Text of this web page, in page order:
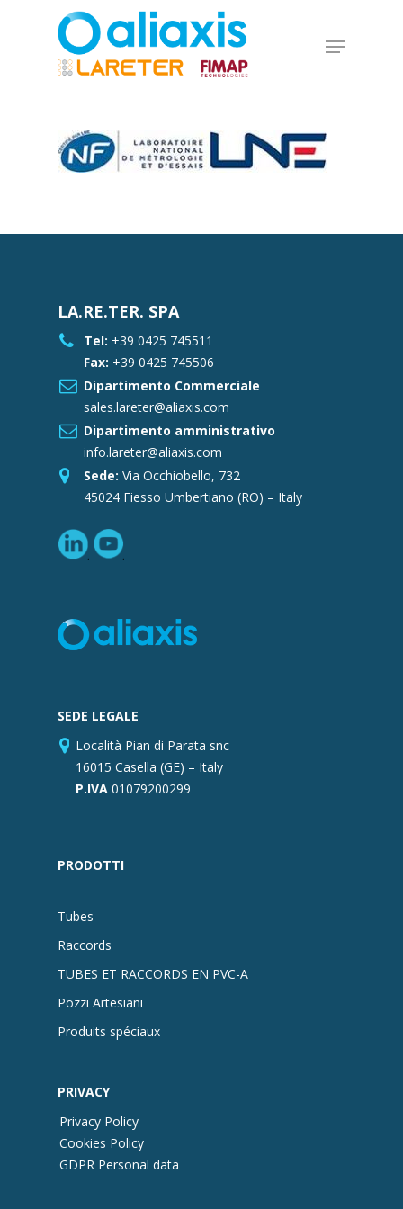
Menu
LA.RE.TER. SPA
Tel: +39 0425 745511
Fax: +39 0425 745506
Dipartimento Commerciale
sales.lareter@aliaxis.com
Dipartimento amministrativo
info.lareter@aliaxis.com
Sede: Via Occhiobello, 732
45024 Fiesso Umbertiano (RO) – Italy
SEDE LEGALE
Località Pian di Parata snc
16015 Casella (GE) – Italy
P.IVA 01079200299
PRODOTTI
Tubes
Raccords
TUBES ET RACCORDS EN PVC-A
Pozzi Artesiani
Produits spéciaux
PRIVACY
Privacy Policy
Cookies Policy
GDPR Personal data